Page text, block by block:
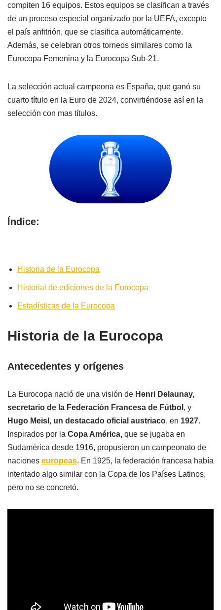
compiten 16 equipos. Estos equipos se clasifican a través
de un proceso especial organizado por la UEFA, excepto
el país anfitrión, que se clasifica automáticamente.
Además, se celebran otros torneos similares como la
Eurocopa Femenina y la Eurocopa Sub-21.
La selección actual campeona es España, que ganó su
cuarto título en la Euro de 2024, convirtiéndose así en la
selección con mas títulos.
Índice:
Historia de la Eurocopa
Historial de ediciones de la Eurocopa
Estadísticas de la Eurocopa
Historia de la Eurocopa
Antecedentes y orígenes
La Eurocopa nació de una visión de Henri Delaunay,
secretario de la Federación Francesa de Fútbol , y
Hugo Meisl, un destacado oficial austriaco, en 1927.
Inspirados por la Copa América, que se jugaba en
Sudamérica desde 1916, propusieron un campeonato de
naciones europeas. En 1925, la federación francesa había
intentado algo similar con la Copa de los Países Latinos,
pero no se concretó.